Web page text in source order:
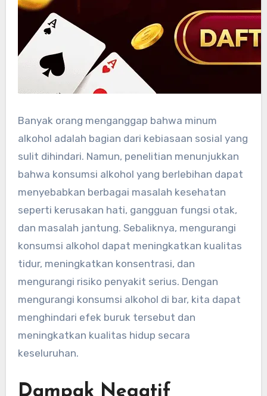
Banyak orang menganggap bahwa minum
alkohol adalah bagian dari kebiasaan sosial yang
sulit dihindari. Namun, penelitian menunjukkan
bahwa konsumsi alkohol yang berlebihan dapat
menyebabkan berbagai masalah kesehatan
seperti kerusakan hati, gangguan fungsi otak,
dan masalah jantung. Sebaliknya, mengurangi
konsumsi alkohol dapat meningkatkan kualitas
tidur, meningkatkan konsentrasi, dan
mengurangi risiko penyakit serius. Dengan
mengurangi konsumsi alkohol di bar, kita dapat
menghindari efek buruk tersebut dan
meningkatkan kualitas hidup secara
keseluruhan.
Dampak Negatif